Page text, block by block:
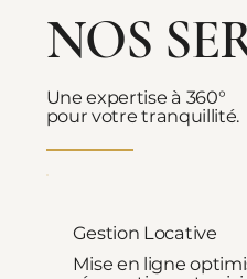
NOS
Une expertise à 360°
pour votre tranquillité.
Gestion Locative
Mise en ligne